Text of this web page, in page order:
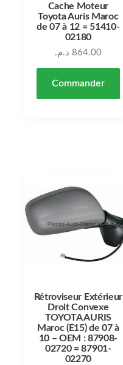
Cache Moteur
Toyota Auris Maroc
de 07 à 12 = 51410-
02180
864.00 د.م.
Commander
Rétroviseur Extérieur
Droit Convexe
TOYOTA AURIS
Maroc (E15) de 07 à
10 – OEM : 87908-
02720 = 87901-
02270